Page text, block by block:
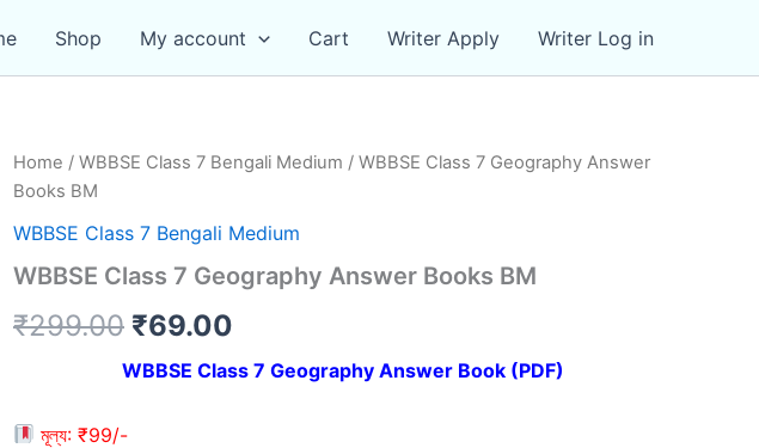
Shop My account Cart Writer Apply Writer Log in
Home / WBBSE Class 7 Bengali Medium / WBBSE Class 7 Geography Answer
Books BM
WBBSE Class 7 Bengali Medium
WBBSE Class 7 Geography Answer Books BM
₹299.00 Original
price
₹69.00
price
WBBSE Class 7 Geography Answer Book (PDF)
মূল্য: ₹99/-